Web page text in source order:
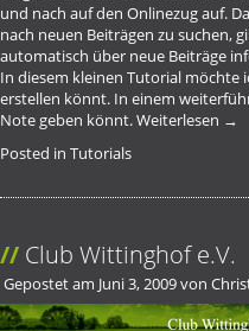
und nach auf den Onlinezug auf.
nach neuen Beiträgen zu suchen,
automatisch über neue Beiträge
In diesem kleinen Tutorial möchte
erstellen könnt. In einem
Note geben könnt.Weiterlesen →
Posted in Tutorials
Club Wittinghof e.V.
Gepostet am Juni 3, 2009von